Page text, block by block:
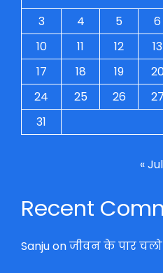
3
4 5 6
10
11 12 13
17
18 19
24
25 26 27
31
« Jul
Recent
Sanjuonजीवन के पार चलो